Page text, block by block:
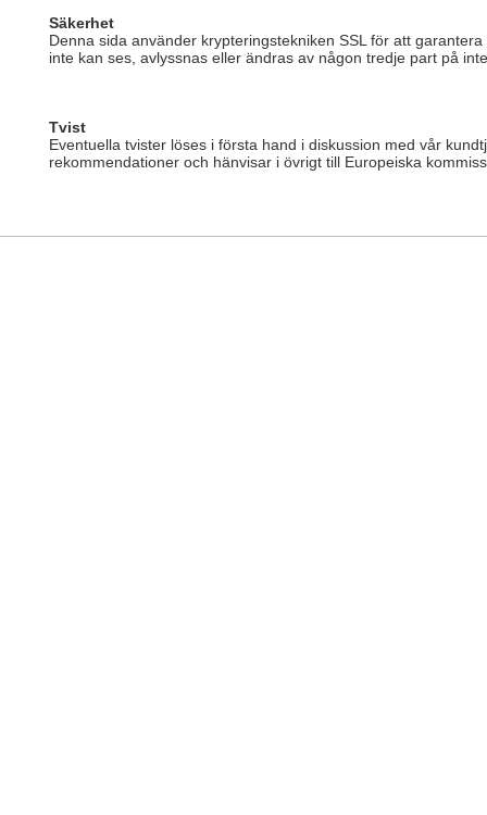
Säkerhet
Denna sida använder krypteringstekniken SSL för att
inte kan ses, avlyssnas eller ändras av någon tredje part på
Tvist
Eventuella tvister löses i första hand i diskussion med vår
rekommendationer och hänvisar i övrigt till Europeiska